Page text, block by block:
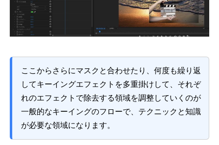
ここからさらにマスクと合わせたり、何度も繰り返
してキーイングエフェクトを多重掛けして、それぞ
れのエフェクトで除去する領域を調整していくのが
一般的なキーイングのフローで、テクニックと知識
が必要な領域になります。